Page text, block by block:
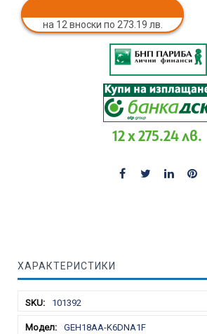
на 12 вноски по 273.19 лв.
12 x 275.24 лв.
ХАРАКТЕРИСТИКИ
101392
GEH18AA-K6DNA1F